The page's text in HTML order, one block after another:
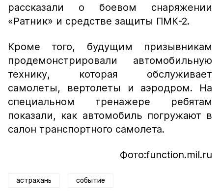
рассказали о боевом снаряжении
«Ратник» и средстве защиты ПМК-2.
Кроме того, будущим призывникам
продемонстрировали автомобильную
технику, которая обслуживает
самолеты, вертолеты и аэродром. На
специальном тренажере ребятам
показали, как автомобиль погружают в
салон транспортного самолета.
Фото:function.mil.ru
астрахань событие